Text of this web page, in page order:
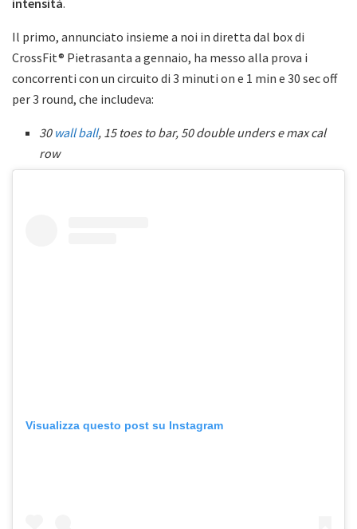
Il primo, annunciato insieme a noi in diretta dal box di
CrossFit® Pietrasanta a gennaio, ha messo alla prova i
concorrenti con un circuito di 3 minuti on e 1 min e 30 sec off
per 3 round, che includeva:
30 wall ball, 15 toes to bar, 50 double unders e max cal
row
Visualizza questo post su Instagram